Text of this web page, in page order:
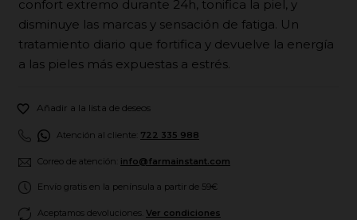
confort extremo durante 24h, tonifica la piel, y
disminuye las marcas y sensación de fatiga. Un
tratamiento diario que fortifica y devuelve la energía
a las pieles más expuestas a estrés.
 Añadir a la lista de deseos
Atención al cliente: 722 335 988
Correo de atención: info@farmainstant.com
Envío gratis en la península a partir de 59€
Aceptamos devoluciones. Ver condiciones